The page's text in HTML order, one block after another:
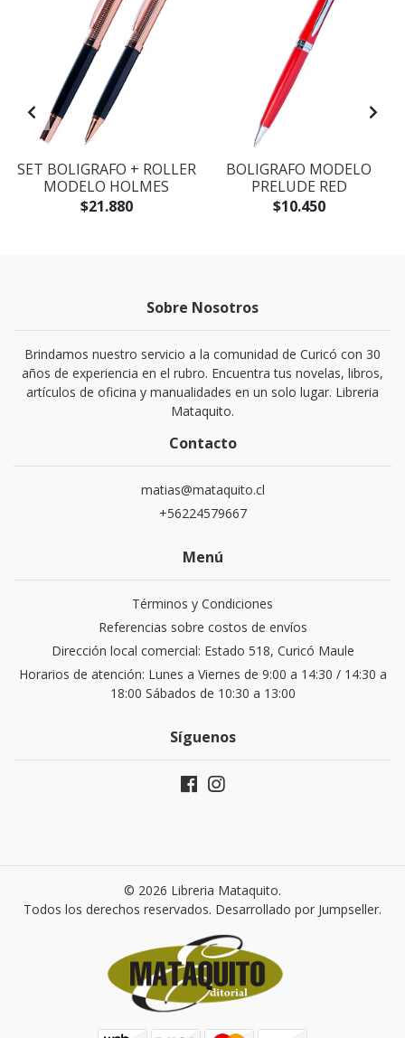
SET BOLIGRAFO + ROLLER
MODELO HOLMES
$21.880
BOLIGRAFO MODELO
PRELUDE RED
$10.450
Sobre Nosotros
Brindamos nuestro servicio a la comunidad de Curicó con 30
años de experiencia en el rubro. Encuentra tus novelas, libros,
artículos de oficina y manualidades en un solo lugar. Libreria
Mataquito.
Contacto
matias@mataquito.cl
+56224579667
Menú
Términos y Condiciones
Referencias sobre costos de envíos
Dirección local comercial: Estado 518, Curicó Maule
Horarios de atención: Lunes a Viernes de 9:00 a 14:30 / 14:30 a
18:00 Sábados de 10:30 a 13:00
Síguenos
© 2026 Libreria Mataquito.
Todos los derechos reservados. Desarrollado por Jumpseller.